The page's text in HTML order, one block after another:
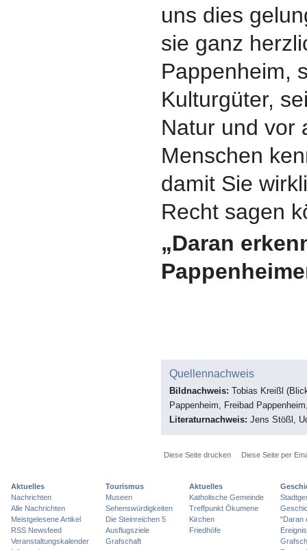
uns dies
sie ganz
Pappenheim,
Kulturgüter,
Natur und vor
Menschen
damit Sie
Recht sagen
„Daran
Quellennachweis
Bildnachweis: Tobias Kreißl
Pappenheim, Freibad
Literaturnachweis: Jens Stößl,
Diese Seite drucken Diese Seite per
Aktuelles
Nachrichten
Alle Nachrichten
Meistgelesene Artikel
RSS Newsfeed
Veranstaltungskalender
Tourismus
Museen
Sehenswürdigkeiten
Die Steinreichen 5
Ausflugsziele
Grafschaft
Aktuelles
Katholische Gemeinde
Treffpunkt Ökumene
Kirchen
Friedhöfe
"Daran